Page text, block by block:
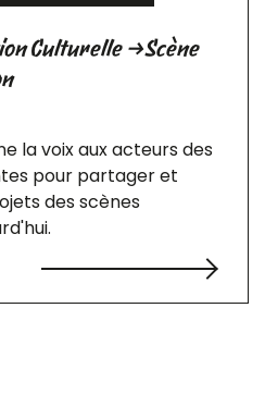
Culturelle →Scène
la voix aux acteurs des
pour partager et
des scènes